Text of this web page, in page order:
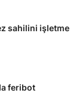
sahilini işletme
feribot